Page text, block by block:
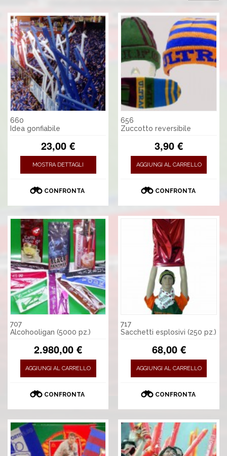
660
Idea gonfiabile
23,00 €
MOSTRA DETTAGLI
CONFRONTA
656
Zuccotto reversibile
3,90 €
AGGIUNGI AL CARRELLO
CONFRONTA
707
Alcohooligan (5000 pz.)
2.980,00 €
AGGIUNGI AL CARRELLO
CONFRONTA
717
Sacchetti esplosivi (250 pz.)
68,00 €
AGGIUNGI AL CARRELLO
CONFRONTA